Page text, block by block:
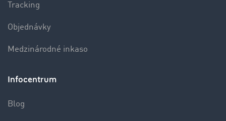
Tracking
Objednávky
Medzinárodné inkaso
Infocentrum
Blog